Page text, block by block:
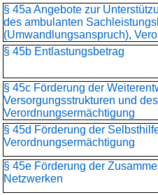
§ 45a Angebote zur
des ambulanten
(Umwandlungsanspruch),
§ 45b Entlastungsbetrag
§ 45c Förderung der
Versorgungsstrukturen und
Verordnungsermächtigung
§ 45d Förderung der
Verordnungsermächtigung
§ 45e Förderung der
Netzwerken